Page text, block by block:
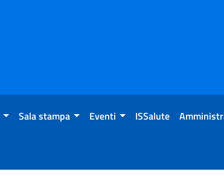
Sala stampa Eventi ISSalute